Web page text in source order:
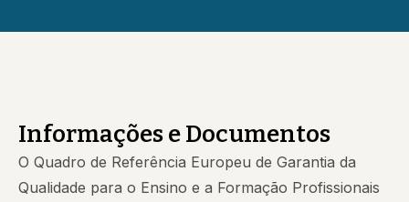
Informações e Documentos
O Quadro de Referência Europeu de Garantia da
Qualidade para o Ensino e a Formação Profissionais